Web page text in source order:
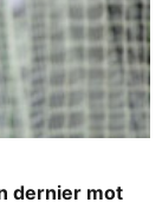
dernier mot